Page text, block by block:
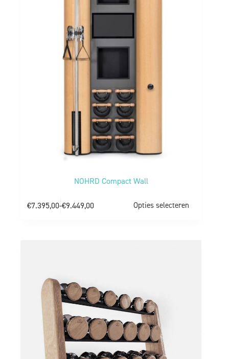
NOHRD Compact Wall
€7.395,00-€9.449,00 Opties selecteren